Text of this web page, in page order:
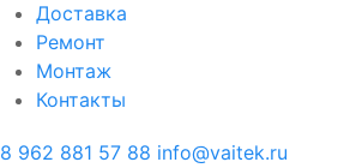
Доставка
Ремонт
Монтаж
Контакты
8 962 881 57 88 info@vaitek.ru